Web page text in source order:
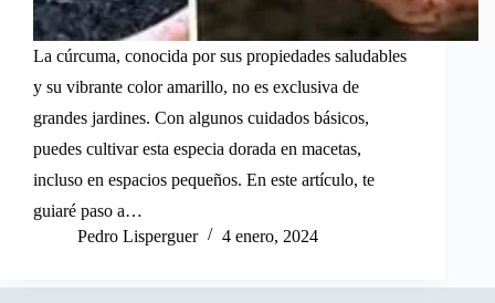
La cúrcuma, conocida por sus propiedades saludables
y su vibrante color amarillo, no es exclusiva de
grandes jardines. Con algunos cuidados básicos,
puedes cultivar esta especia dorada en macetas,
incluso en espacios pequeños. En este artículo, te
guiaré paso a…
Pedro Lisperguer
4 enero, 2024